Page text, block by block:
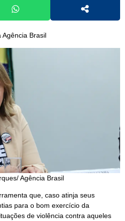
Agência Brasil
Agência Brasil
que, caso atinja seus
para o bom exercício da
de violência contra aqueles